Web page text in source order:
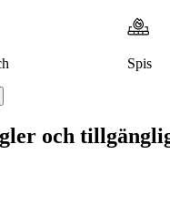
Spis
och